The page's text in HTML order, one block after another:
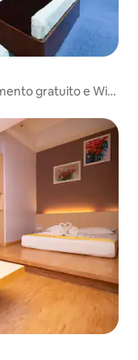
gratuito e Wi-